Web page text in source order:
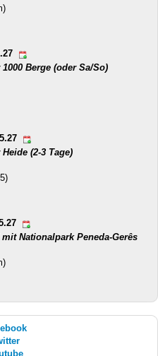
Berge (oder Sa/So)
(2-3 Tage)
Nationalpark Peneda-Gerês